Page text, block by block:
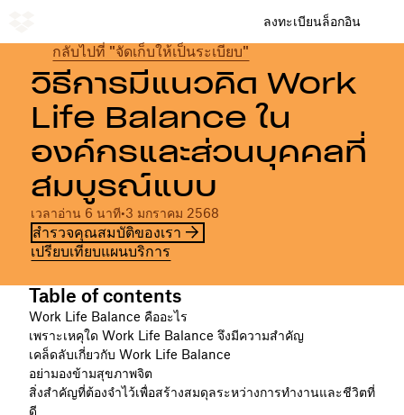
ลงทะเบียนล็อกอิน
กลับไปที่ "จัดเก็บให้เป็นระเบียบ"
วิธีการมีแนวคิด Work
Life Balance ใน
องค์กรและส่วนบุคคลที่
สมบูรณ์แบบ
เวลาอ่าน 6 นาที•3 มกราคม 2568
สำรวจคุณสมบัติของเรา
เปรียบเทียบแผนบริการ
Table of contents
Work Life Balance คืออะไร
เพราะเหคุใด Work Life Balance จึงมีความสำคัญ
เคล็ดลับเกี่ยวกับ Work Life Balance
อย่ามองข้ามสุขภาพจิต
สิ่งสำคัญที่ต้องจำไว้เพื่อสร้างสมดุลระหว่างการทำงานและชีวิตที่
ดี